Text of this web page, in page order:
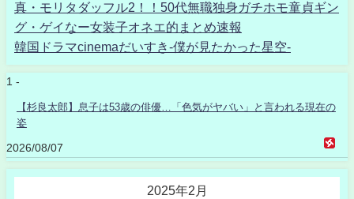
真・モリタダッフル2！！50代無職独身ガチホモ童貞ギン
グ・ゲイなー女装子オネエ的まとめ速報
韓国ドラマcinemaだいすき-僕が見たかった星空-
1 -
【杉良太郎】息子は53歳の俳優…「色気がヤバい」と言われる現在の
姿
2026/08/07
2025年2月